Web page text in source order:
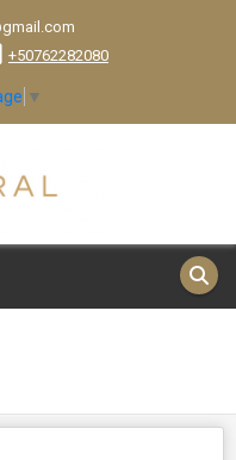
+50762282080
▼